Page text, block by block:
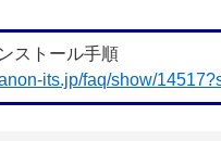
ストール手順
its.jp/faq/show/